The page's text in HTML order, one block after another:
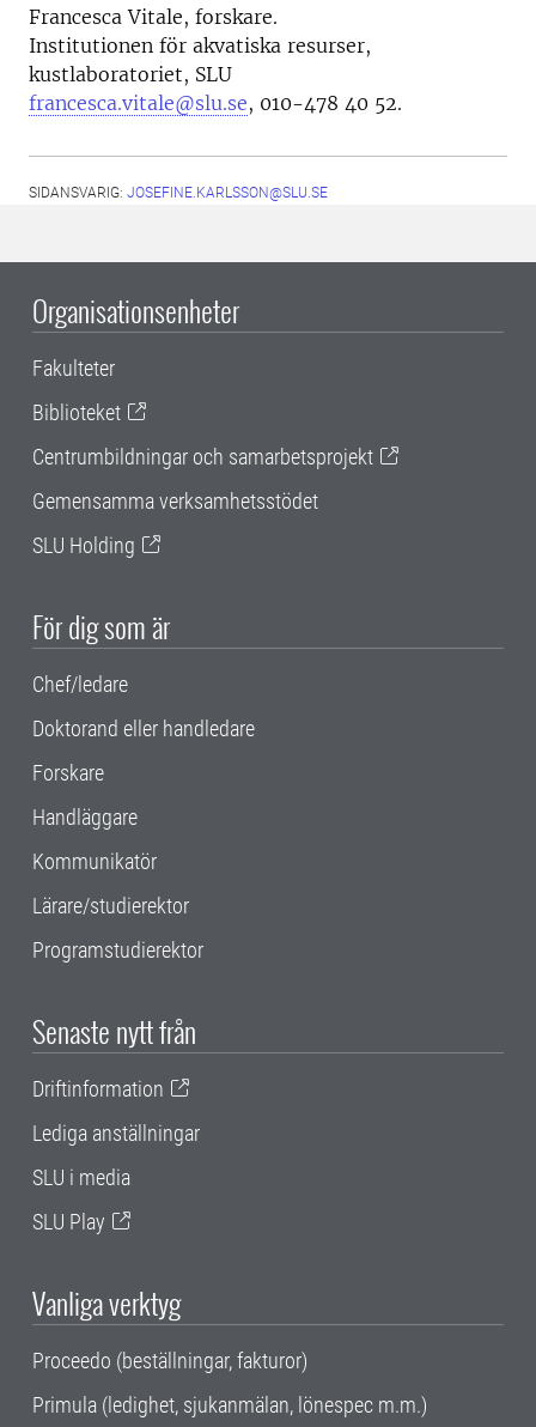
Francesca Vitale, forskare.
Institutionen för akvatiska resurser,
kustlaboratoriet, SLU
francesca.vitale@slu.se, 010-478 40 52.
SIDANSVARIG: JOSEFINE.KARLSSON@SLU.SE
Organisationsenheter
Fakulteter
Biblioteket
Centrumbildningar och samarbetsprojekt
Gemensamma verksamhetsstödet
SLU Holding
För dig som är
Chef/ledare
Doktorand eller handledare
Forskare
Handläggare
Kommunikatör
Lärare/studierektor
Programstudierektor
Senaste nytt från
Driftinformation
Lediga anställningar
SLU i media
SLU Play
Vanliga verktyg
Proceedo (beställningar, fakturor)
Primula (ledighet, sjukanmälan, lönespec m.m.)